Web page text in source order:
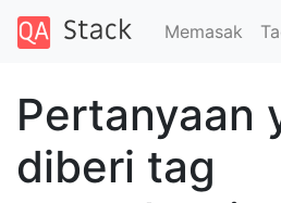
Memasak
Pertanyaan
diberi tag